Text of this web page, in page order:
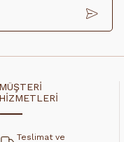
MÜŞTERİ
HİZMETLERİ
Teslimat ve